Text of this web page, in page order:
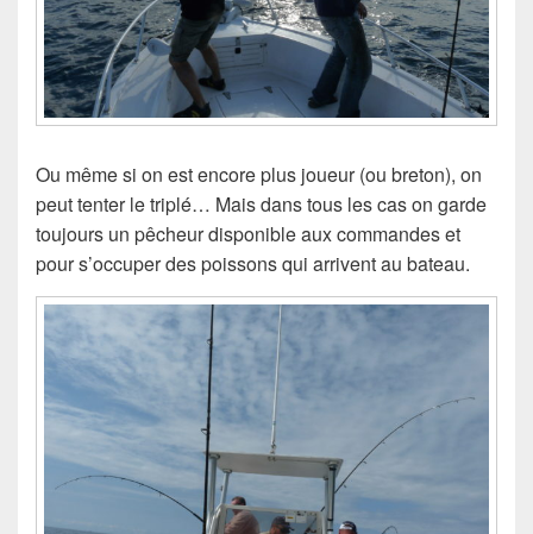
Ou même si on est encore plus joueur (ou breton), on
peut tenter le triplé… Mais dans tous les cas on garde
toujours un pêcheur disponible aux commandes et
pour s’occuper des poissons qui arrivent au bateau.